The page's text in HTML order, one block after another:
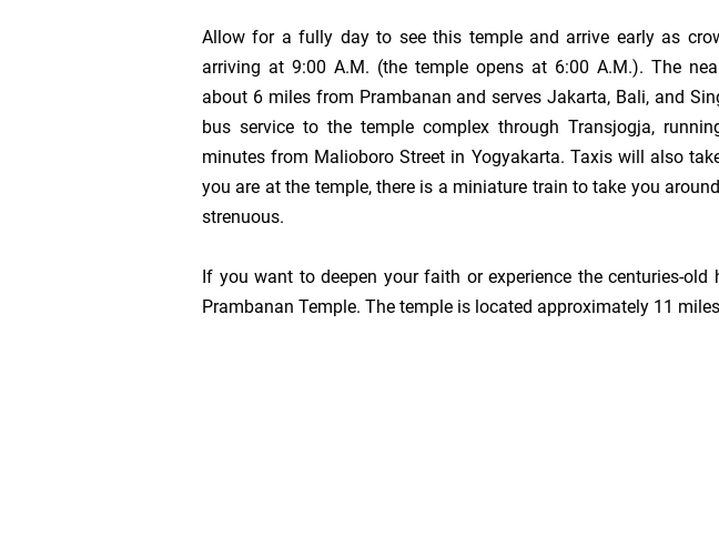
Produktivitas sebagai Hasil Perkalian antara Skill dan
Bahaya KPI yang Hanya Bertumpu pada Aspek Kuantitas
Apakah Dapat Dibenarkan Terjadi Negosiasi KPI dalam
Penentuan KPI Berbasis Volume; Ilusi Pertumbuhan
Allow for a fully day to see this temple and arrive early as
arriving at 9:00 A.M. (the temple opens at 6:00 A.M.). The
about 6 miles from Prambanan and servesJakarta, Bali, and
bus service to the temple complex through Transjogja,
minutes from Malioboro Street in Yogyakarta. Taxis will also
you are at the temple, there is a miniature train to take you
strenuous.
If you want to deepen your faith or experience the centuries-old
Prambanan Temple. The temple is located approximately 11